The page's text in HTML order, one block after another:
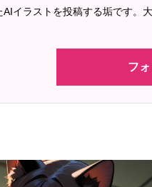
AIイラストを投稿する垢です。
フ